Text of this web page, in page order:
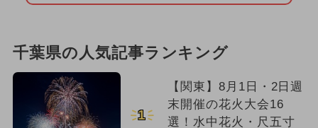
千葉県の人気記事ランキング
1
【関東】8月1日・2日週
末開催の花火大会16
選！水中花火・尺五寸